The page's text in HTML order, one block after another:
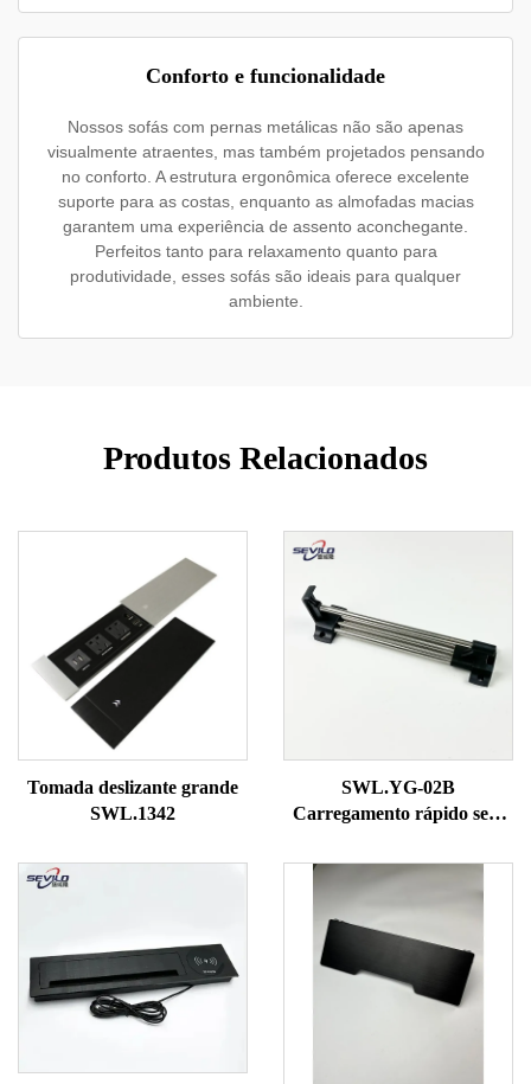
Conforto e funcionalidade
Nossos sofás com pernas metálicas não são apenas
visualmente atraentes, mas também projetados pensando
no conforto. A estrutura ergonômica oferece excelente
suporte para as costas, enquanto as almofadas macias
garantem uma experiência de assento aconchegante.
Perfeitos tanto para relaxamento quanto para
produtividade, esses sofás são ideais para qualquer
ambiente.
Produtos Relacionados
Tomada deslizante grande
SWL.1342
SWL.YG-02B
Carregamento rápido sem